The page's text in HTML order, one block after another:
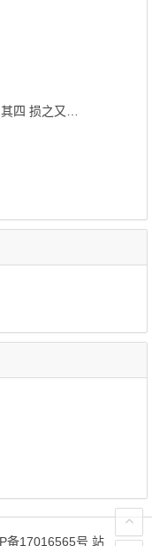
元代·李道纯）
备17016565号 站